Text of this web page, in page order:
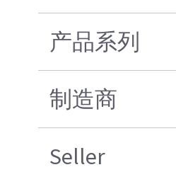
产品系列
制造商
Seller